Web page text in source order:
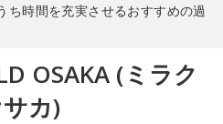
ち時間を充実させるおすすめの過
OSAKA (ミラク
カ)